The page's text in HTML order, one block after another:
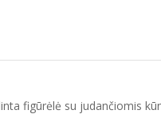
figūrėlė su judančiomis